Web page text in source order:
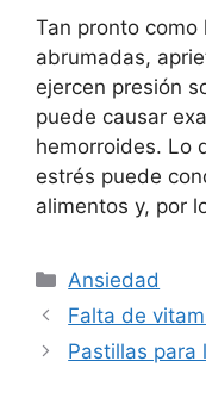
Tan pronto como
abrumadas,
ejercen presión
puede causar
hemorroides. Lo
estrés puede
alimentos y, por
Categorías
Ansiedad
Falta de
Pastillas para